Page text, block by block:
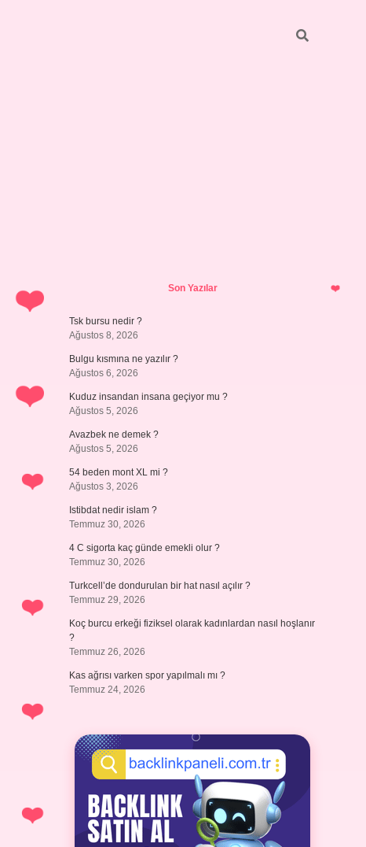
SidebarSon Yazılar
Tsk bursu nedir ?
Ağustos 8, 2026
Bulgu kısmına ne yazılır ?
Ağustos 6, 2026
Kuduz insandan insana geçiyor mu ?
Ağustos 5, 2026
Avazbek ne demek ?
Ağustos 5, 2026
54 beden mont XL mi ?
Ağustos 3, 2026
Istibdat nedir islam ?
Temmuz 30, 2026
4 C sigorta kaç günde emekli olur ?
Temmuz 30, 2026
Turkcell’de dondurulan bir hat nasıl açılır ?
Temmuz 29, 2026
Koç burcu erkeği fiziksel olarak kadınlardan nasıl hoşlanır
?
Temmuz 26, 2026
Kas ağrısı varken spor yapılmalı mı ?
Temmuz 24, 2026